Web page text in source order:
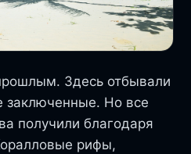
Здесь отбывали
заключенные. Но все
получили благодаря
рифы,